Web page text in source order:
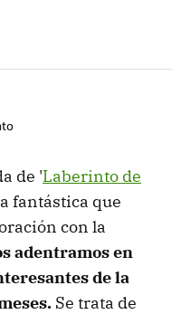
de 'Laberinto de
fantástica que
con la
adentramos en
de la
Se trata de